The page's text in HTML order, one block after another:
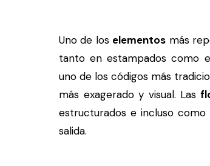
Uno de los elementos más
tanto en estampados como
uno de los códigos más
más exagerado y visual. Las
estructurados e incluso como
salida.